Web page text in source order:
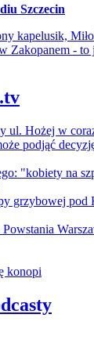
Szczecin
kapelusik,
Zakopanem -
ul. Hożej w
podjąć
"kobiety na
grzybowej pod
konopi